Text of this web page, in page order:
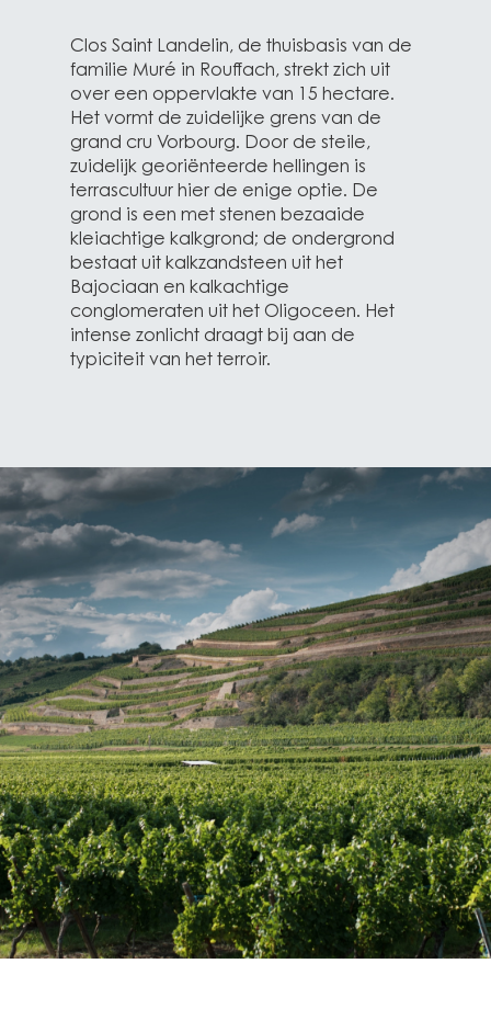
Clos Saint Landelin, de thuisbasis van de
familie Muré in Rouffach, strekt zich uit
over een oppervlakte van 15 hectare.
Het vormt de zuidelijke grens van de
grand cru Vorbourg. Door de steile,
zuidelijk georiënteerde hellingen is
terrascultuur hier de enige optie. De
grond is een met stenen bezaaide
kleiachtige kalkgrond; de ondergrond
bestaat uit kalkzandsteen uit het
Bajociaan en kalkachtige
conglomeraten uit het Oligoceen. Het
intense zonlicht draagt bij aan de
typiciteit van het terroir.